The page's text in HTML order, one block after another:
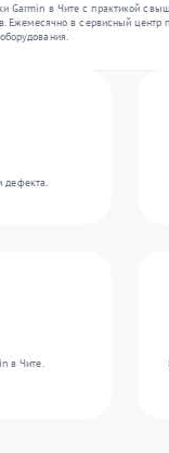
в Чите с практикой
в сервисный
дефекта.
в Чите.